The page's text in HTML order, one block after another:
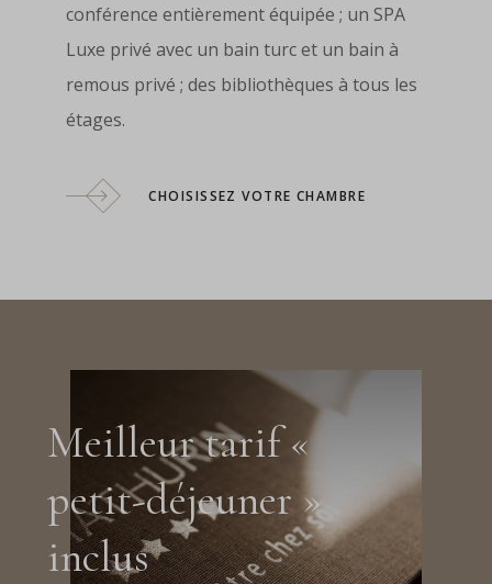
conférence entièrement équipée ; un SPA
Luxe privé avec un bain turc et un bain à
remous privé ; des bibliothèques à tous les
étages.
CHOISISSEZ VOTRE CHAMBRE
Meilleur tarif «
petit-déjeuner »
inclus